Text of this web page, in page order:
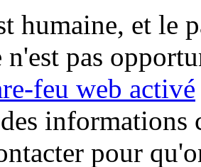
humaine, et le
n'est pas
feu web activé
informations
pour